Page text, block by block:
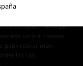
Ltd pour m’envoyer
seront traitées
peux retirer mon
UK Ltd.